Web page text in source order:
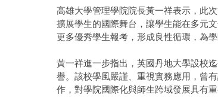
高雄大學管理學院院長黃一祥表示，此
擴展學生的國際舞台，讓學生能在多元
更多優秀學生報考，形成良性循環，為
黃一祥進一步指出，英國丹地大學設校
譽。該校學風嚴謹、重視實務應用，曾
作，對學院國際化與師生跨域發展具有重